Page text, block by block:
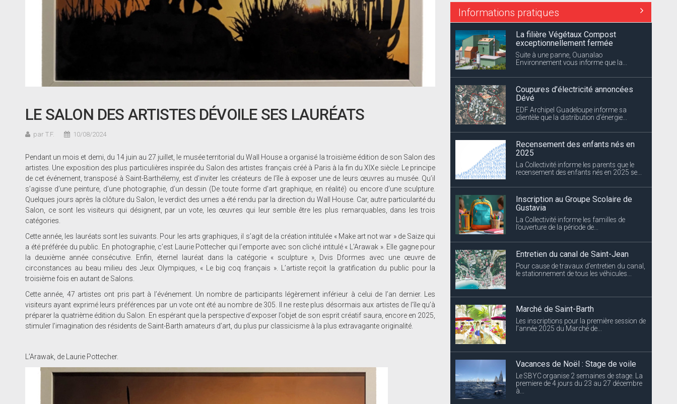
LE SALON DES ARTISTES DÉVOILE SES LAURÉATS
par T.F. 10/08/2024
Pendant un mois et demi, du 14 juin au 27 juillet, le musée territorial du Wall House a organisé la troisième édition de son Salon des
artistes. Une exposition des plus particulières inspirée du Salon des artistes français créé à Paris à la fin du XIXe siècle. Le principe
de cet événement, transposé à Saint-Barthélemy, est d’inviter les créateurs de l’île à exposer une de leurs œuvres au musée. Qu’il
s’agisse d’une peinture, d’une photographie, d’un dessin (De toute forme d’art graphique, en réalité) ou encore d’une sculpture.
Quelques jours après la clôture du Salon, le verdict des urnes a été rendu par la direction du Wall House. Car, autre particularité du
Salon, ce sont les visiteurs qui désignent, par un vote, les œuvres qui leur semble être les plus remarquables, dans les trois
catégories.
Cette année, les lauréats sont les suivants. Pour les arts graphiques, il s’agit de la création intitulée « Make art not war » de Saize qui
a été préférée du public. En photographie, c’est Laurie Pottecher qui l’emporte avec son cliché intitulé « L’Arawak ». Elle gagne pour
la deuxième année consécutive. Enfin, éternel lauréat dans la catégorie « sculpture », Dvis Dformes avec une œuvre de
circonstances au beau milieu des Jeux Olympiques, « Le big coq français ». L’artiste reçoit la gratification du public pour la
troisième fois en autant de Salons.
Cette année, 47 artistes ont pris part à l’événement. Un nombre de participants légèrement inférieur à celui de l’an dernier. Les
visiteurs ayant exprimé leurs préférences par un vote ont été au nombre de 305. Il ne reste plus désormais aux artistes de l’île qu’à
préparer la quatrième édition du Salon. En espérant que la perspective d’exposer l’objet de son esprit créatif saura, encore en 2025,
stimuler l’imagination des résidents de Saint-Barth amateurs d’art, du plus pur classicisme à la plus extravagante originalité.
L’Arawak, de Laurie Pottecher.
Informations pratiques
La filière Végétaux Compost
exceptionnellement fermée
Suite à une panne, Ouanalao
Environnement vous informe que la...
Coupures d’électricité annoncées
Dévé
EDF Archipel Guadeloupe informe sa
clientèle que la distribution d’énergie...
Recensement des enfants nés en
2025
La Collectivité informe les parents que le
recensement des enfants nés en 2025 se...
Inscription au Groupe Scolaire de
Gustavia
La Collectivité informe les familles de
l’ouverture de la période de...
Entretien du canal de Saint-Jean
Pour cause de travaux d’entretien du canal,
le stationnement de tous les véhicules...
Marché de Saint-Barth
Les inscriptions pour la première session de
l’année 2025 du Marché de...
Vacances de Noël : Stage de voile
Le SBYC organise 2 semaines de stage. La
premiere de 4 jours du 23 au 27 décembre
à...